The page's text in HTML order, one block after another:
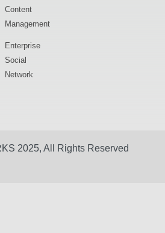
Content
Management
Enterprise
Social
Network
2025, All Rights Reserved